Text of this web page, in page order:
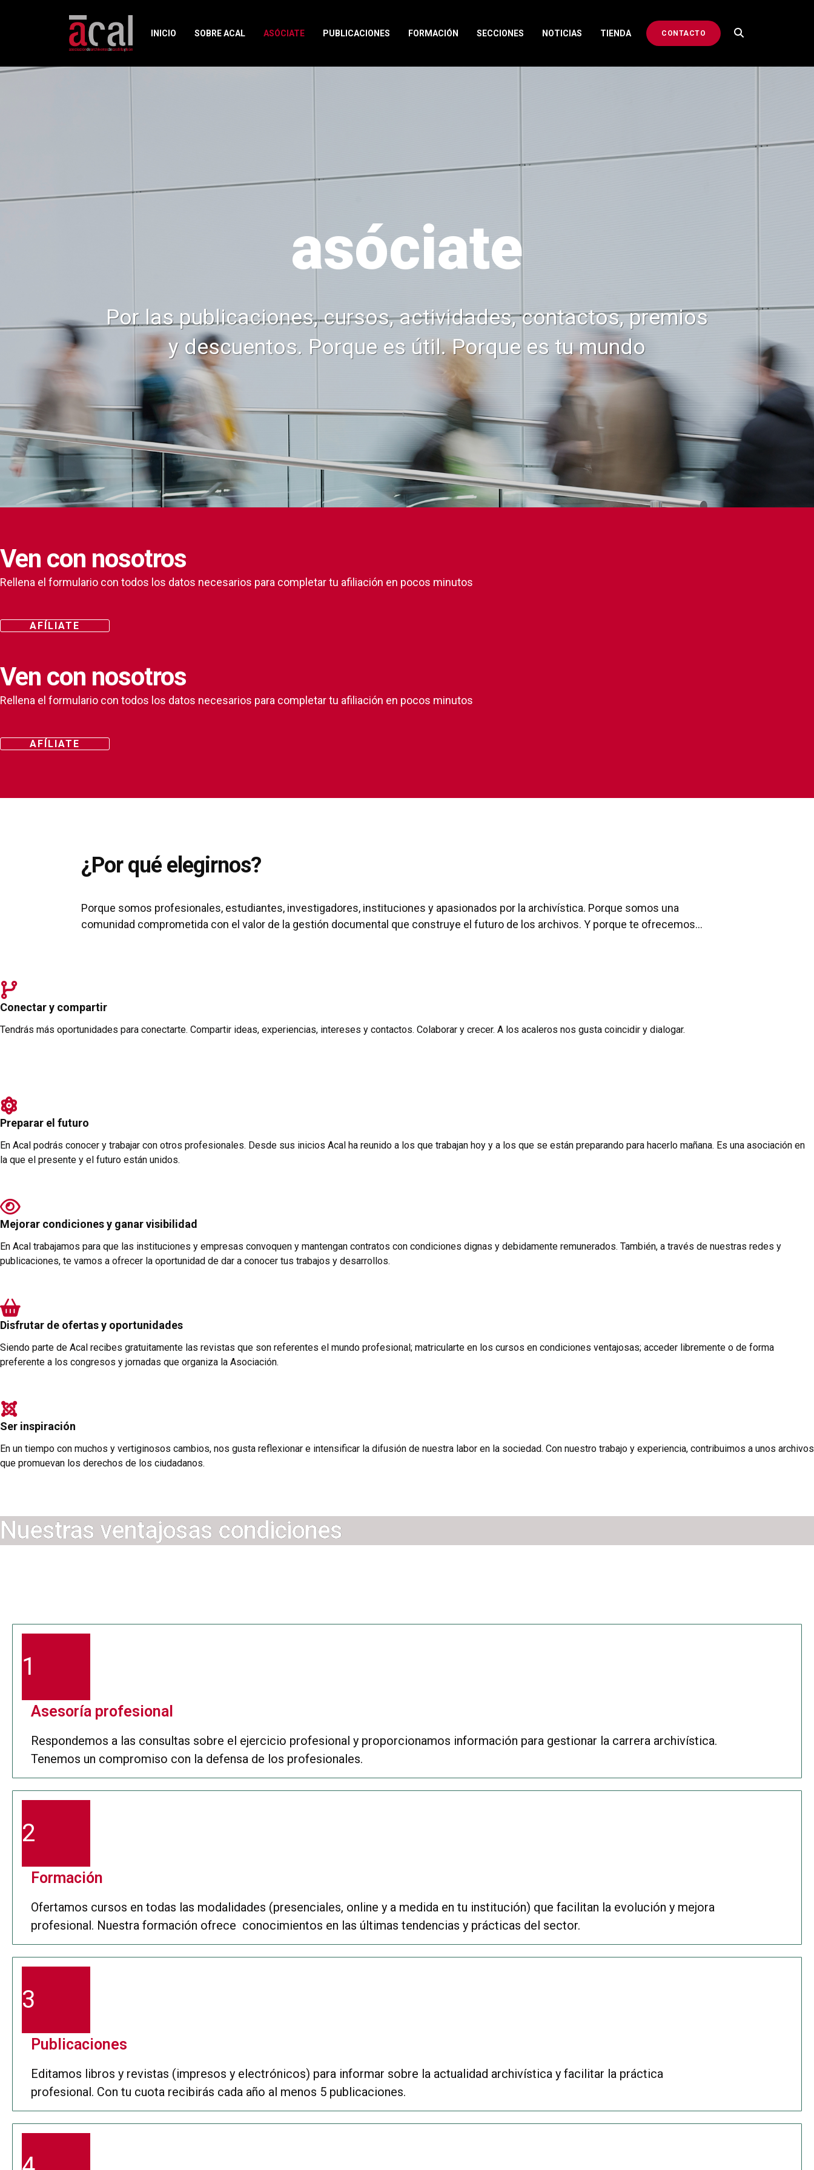
INICIO SOBRE ACAL ASÓCIATE PUBLICACIONES FORMACIÓN SECCIONES NOTICIAS TIENDA CONTACTO
asóciate
Por las publicaciones, cursos, actividades, contactos, premios
y descuentos. Porque es útil. Porque es tu mundo
Ven con nosotros
Rellena el formulario con todos los datos necesarios para completar tu afiliación en pocos minutos
AFÍLIATE
Ven con nosotros
Rellena el formulario con todos los datos necesarios para completar tu afiliación en pocos minutos
AFÍLIATE
¿Por qué elegirnos?
Porque somos profesionales, estudiantes, investigadores, instituciones y apasionados por la archivística. Porque somos una
comunidad comprometida con el valor de la gestión documental que construye el futuro de los archivos. Y porque te ofrecemos…
Conectar y compartir
Tendrás más oportunidades para conectarte. Compartir ideas, experiencias, intereses y contactos. Colaborar y crecer. A los acaleros nos gusta coincidir y dialogar.
Preparar el futuro
En Acal podrás conocer y trabajar con otros profesionales. Desde sus inicios Acal ha reunido a los que trabajan hoy y a los que se están preparando para hacerlo mañana. Es una asociación en
la que el presente y el futuro están unidos.
Mejorar condiciones y ganar visibilidad
En Acal trabajamos para que las instituciones y empresas convoquen y mantengan contratos con condiciones dignas y debidamente remunerados. También, a través de nuestras redes y
publicaciones, te vamos a ofrecer la oportunidad de dar a conocer tus trabajos y desarrollos.
Disfrutar de ofertas y oportunidades
Siendo parte de Acal recibes gratuitamente las revistas que son referentes el mundo profesional; matricularte en los cursos en condiciones ventajosas; acceder libremente o de forma
preferente a los congresos y jornadas que organiza la Asociación.
Ser inspiración
En un tiempo con muchos y vertiginosos cambios, nos gusta reflexionar e intensificar la difusión de nuestra labor en la sociedad. Con nuestro trabajo y experiencia, contribuimos a unos archivos
que promuevan los derechos de los ciudadanos.
Nuestras ventajosas condiciones
1
Asesoría profesional
Respondemos a las consultas sobre el ejercicio profesional y proporcionamos información para gestionar la carrera archivística.
Tenemos un compromiso con la defensa de los profesionales.
2
Formación
Ofertamos cursos en todas las modalidades (presenciales, online y a medida en tu institución) que facilitan la evolución y mejora
profesional. Nuestra formación ofrece conocimientos en las últimas tendencias y prácticas del sector.
3
Publicaciones
Editamos libros y revistas (impresos y electrónicos) para informar sobre la actualidad archivística y facilitar la práctica
profesional. Con tu cuota recibirás cada año al menos 5 publicaciones.